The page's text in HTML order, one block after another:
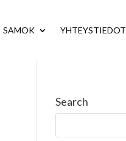
SAMOK YHTEYSTIEDOT
Search